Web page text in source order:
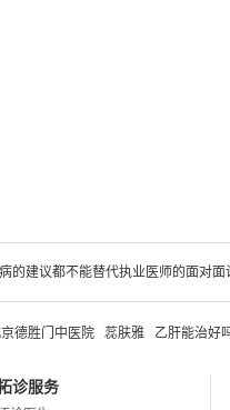
的建议都不能替代执业医师的面对
德胜门中医院 蕊肤雅 乙肝能治好
诊服务